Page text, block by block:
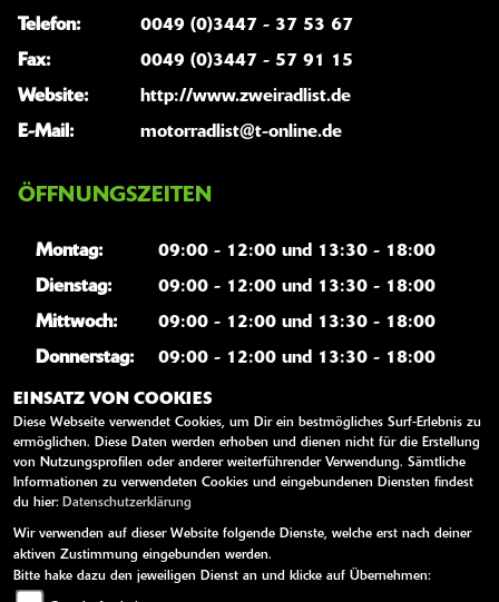
Telefon:
0049 (0)3447 - 37 53 67
Fax:
0049 (0)3447 - 57 91 15
Website:
http://www.zweiradlist.de
E-Mail:
motorradlist@t-online.de
ÖFFNUNGSZEITEN
Montag:
09:00 - 12:00 und 13:30 - 18:00
Dienstag:
09:00 - 12:00 und 13:30 - 18:00
Mittwoch:
09:00 - 12:00 und 13:30 - 18:00
Donnerstag:
09:00 - 12:00 und 13:30 - 18:00
Freitag:
09:00 - 12:00 und 13:30 - 18:00
Samstag:
09:00 - 12:00
Sonntag:
geschlossen
WEITERE LINKS
Kawasaki News
EINSATZ VON COOKIES
Diese Webseite verwendet Cookies, um Dir ein bestmögliches Surf-Erlebnis zu
ermöglichen. Diese Daten werden erhoben und dienen nicht für die Erstellung
von Nutzungsprofilen oder anderer weiterführender Verwendung. Sämtliche
Informationen zu verwendeten Cookies und eingebundenen Diensten findest
du hier: Datenschutzerklärung
Wir verwenden auf dieser Website folgende Dienste, welche erst nach deiner
aktiven Zustimmung eingebunden werden.
Bitte hake dazu den jeweiligen Dienst an und klicke auf Übernehmen: